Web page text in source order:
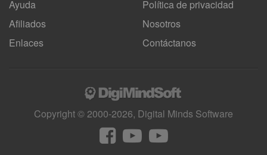
Ayuda
Afiliados
Enlaces
Política de privacidad
Nosotros
Contáctanos
Copyright © 2000-2026, Digital Minds Software